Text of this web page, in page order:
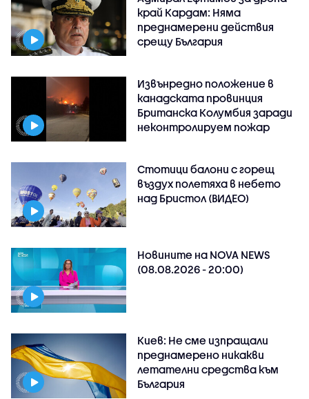
край Кардам: Няма
преднамерени действия
срещу България
Извънредно положение в
канадската провинция
Британска Колумбия заради
неконтролируем пожар
Стотици балони с горещ
въздух полетяха в небето
над Бристол (ВИДЕО)
Новините на NOVA NEWS
(08.08.2026 - 20:00)
Киев: Не сме изпращали
преднамерено никакви
летателни средства към
България